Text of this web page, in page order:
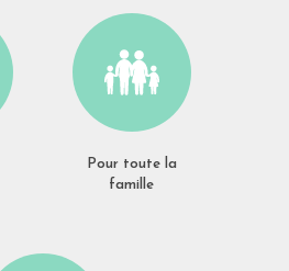
Pour toute la
famille